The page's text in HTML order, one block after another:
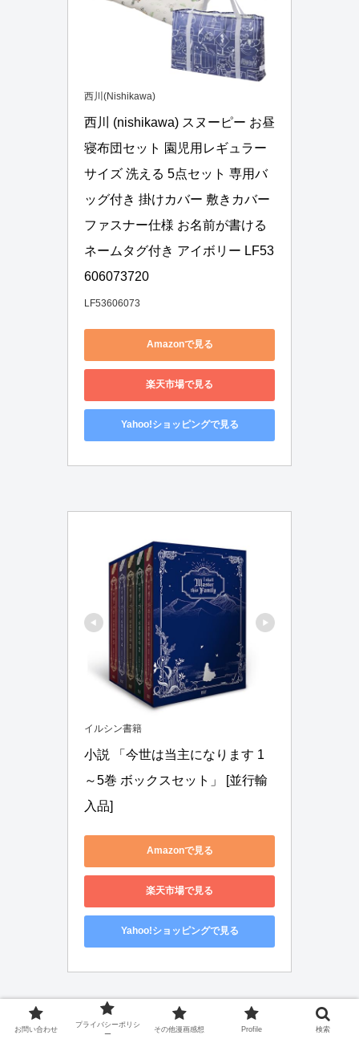
西川(Nishikawa)
西川 (nishikawa) スヌーピー お昼
寝布団セット 園児用レギュラー
サイズ 洗える 5点セット 専用バ
ッグ付き 掛けカバー 敷きカバー
ファスナー仕様 お名前が書ける
ネームタグ付き アイボリー LF53
606073720
LF53606073
Amazonで見る
楽天市場で見る
Yahoo!ショッピングで見る
イルシン書籍
小説 「今世は当主になります 1
～5巻 ボックスセット」 [並行輸
入品]
Amazonで見る
楽天市場で見る
Yahoo!ショッピングで見る
ノベル各話一覧表
お問い合わせ
プライバシーポリシ
ー
その他漫画感想 Profile 検索